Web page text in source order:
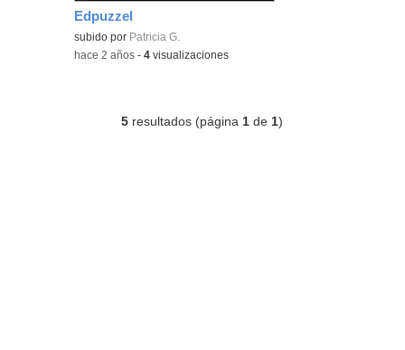
Edpuzzel
subido por Patricia G.
-hace 2 años -4 visualizaciones
5 resultados (página 1 de 1)